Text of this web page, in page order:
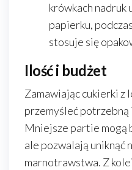
krówkach nadruk
papierku,
stosuje się
Ilość i budżet
Zamawiając cukierki z
przemyśleć potrzebną
Mniejsze partie mogą
ale pozwalają uniknąć
marnotrawstwa. Z